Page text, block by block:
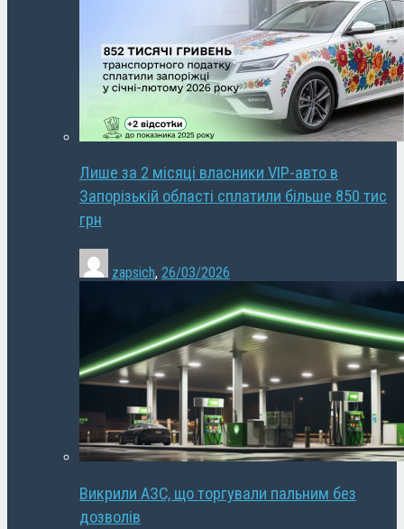
Лише за 2 місяці власники VIP-авто в
Запорізькій області сплатили більше 850 тис
грн
zapsich, 26/03/2026
Викрили АЗС, що торгували пальним без
дозволів